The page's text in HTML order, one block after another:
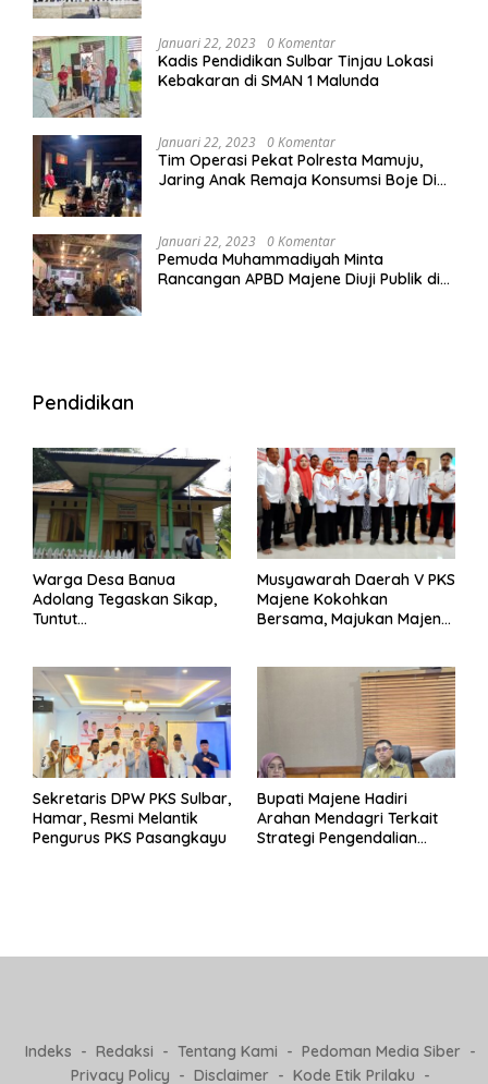
Januari 22, 2023 0 Komentar
Kadis Pendidikan Sulbar Tinjau Lokasi
Kebakaran di SMAN 1 Malunda
Januari 22, 2023 0 Komentar
Tim Operasi Pekat Polresta Mamuju,
Jaring Anak Remaja Konsumsi Boje Di
Januari 22, 2023 0 Komentar
Pemuda Muhammadiyah Minta
Rancangan APBD Majene Diuji Publik di
Pendidikan
Warga Desa Banua
Adolang Tegaskan Sikap,
Tuntut
Musyawarah Daerah V PKS
Majene Kokohkan
Bersama, Majukan Majene
Sekretaris DPW PKS Sulbar,
Hamar, Resmi Melantik
Pengurus PKS Pasangkayu
Bupati Majene Hadiri
Arahan Mendagri Terkait
Strategi Pengendalian
Indeks Redaksi Tentang Kami
Pedoman Media Siber
Privacy Policy
Disclaimer Kode Etik Prilaku